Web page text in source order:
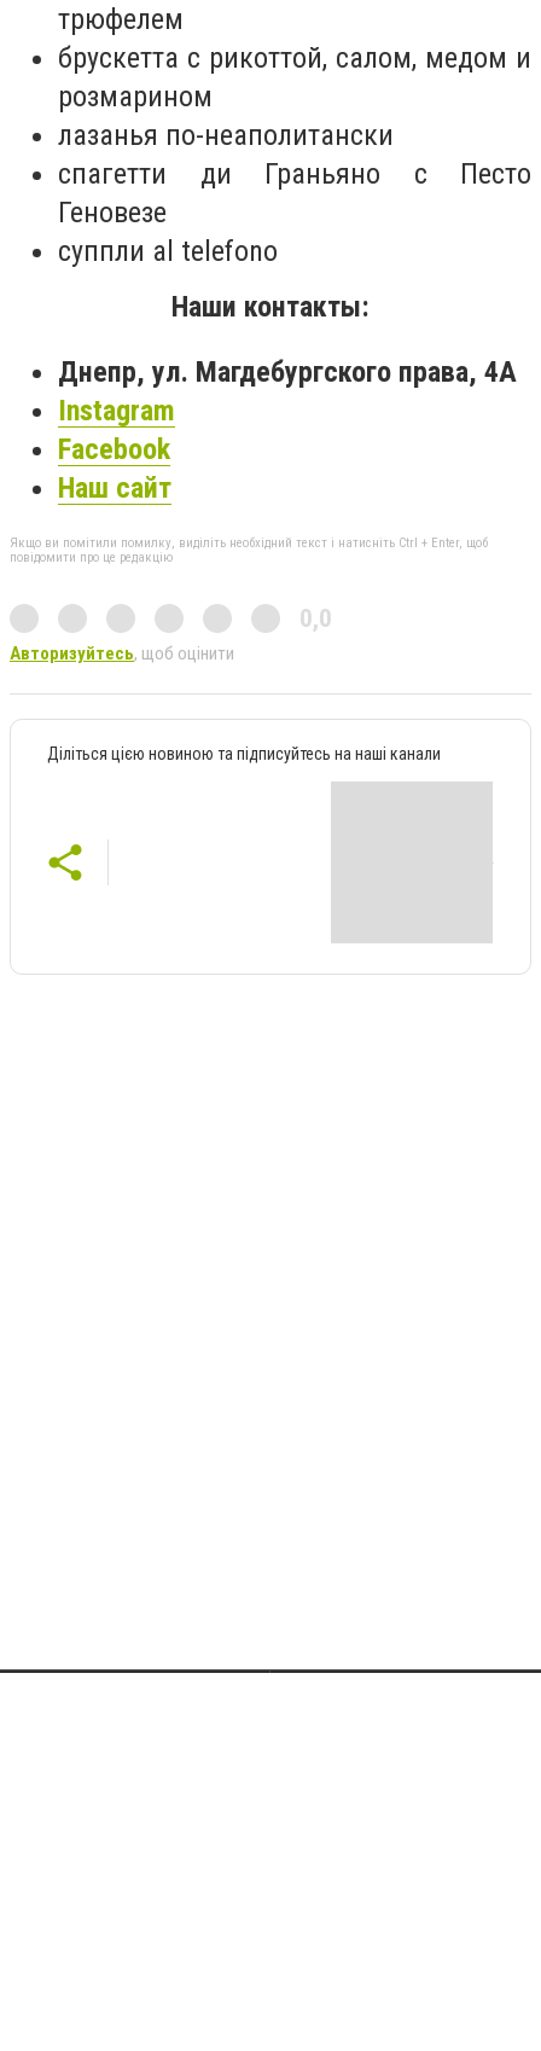
трюфелем
брускетта с рикоттой, салом, медом и
розмарином
лазанья по-неаполитански
спагетти ди Граньяно с Песто
Геновезе
суппли al telefono
Наши контакты:
Днепр, ул. Магдебургского права, 4А
Instagram
Facebook
Наш сайт
Якщо ви помітили помилку, виділіть необхідний текст і натисніть Ctrl + Enter, щоб
повідомити про це редакцію
0,0
Авторизуйтесь, щоб оцінити
Діліться цією новиною та підписуйтесь на наші канали